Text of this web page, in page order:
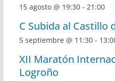
15 agosto @ 19:30- 21:00
C Subida al Castillo
5 septiembre @ 11:30-
XII Maratón
Logroño